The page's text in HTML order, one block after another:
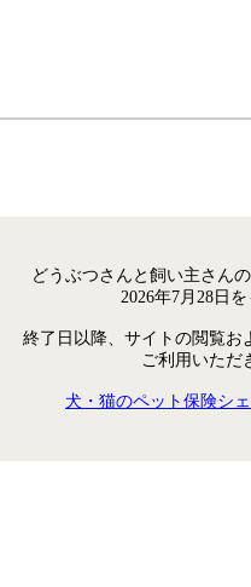
どうぶつさんと飼い主さん
2026年7月28日
終了日以降、サイトの閲覧お
ご利用いただ
犬・猫のペット保険シ